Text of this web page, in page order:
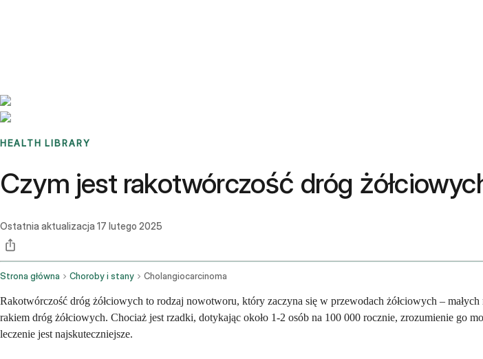
HEALTH LIBRARY
Czym jest rakotwórczość dróg
Ostatnia aktualizacja 17 lutego 2025
Strona główna Choroby i stany Cholangiocarcinoma
Rakotwórczość dróg żółciowych to rodzaj nowotworu, który zaczyna się w przewodach żółciowych –
rakiem dróg żółciowych. Chociaż jest rzadki, dotykając około 1-2 osób na 100 000 rocznie, zrozumienie go
leczenie jest najskuteczniejsze.